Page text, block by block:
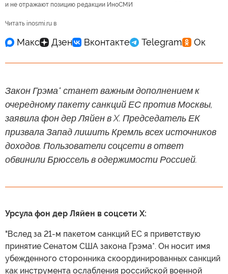
и не отражают позицию редакции ИноСМИ
Читать inosmi.ru в
Закон Грэма* станет важным дополнением к
очередному пакету санкций ЕС против Москвы,
заявила фон дер Ляйен в X. Председатель ЕК
призвала Запад лишить Кремль всех источников
доходов. Пользователи соцсети в ответ
обвинили Брюссель в одержимости Россией.
Урсула фон дер Ляйен в соцсети X:
"Вслед за 21-м пакетом санкций ЕС я приветствую
принятие Сенатом США закона Грэма*. Он носит имя
убежденного сторонника скоординированных санкций
как инструмента ослабления российской военной